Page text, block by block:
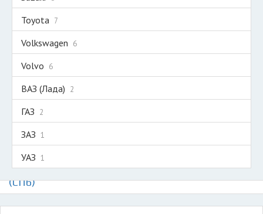
Toyota 7
Volkswagen 6
Volvo 6
ВАЗ (Лада) 2
ГАЗ 2
ЗАЗ 1
УАЗ 1
Авторазборки на карте Санкт-Петербурга
(СПб)